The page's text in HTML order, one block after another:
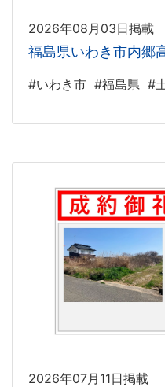
2026年08月03日掲載
福島県いわき市内郷
#いわき市 #福島県 #
2026年07月11日掲載